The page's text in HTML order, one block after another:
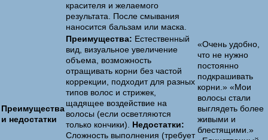
красителя и желаемого
результата. После смывания
наносится бальзам или маска.
Преимущества
и недостатки
Преимущества: Естественный
вид, визуальное увеличение
объема, возможность
отращивать корни без частой
коррекции, подходит для разных
типов волос и стрижек,
щадящее воздействие на
волосы (если осветляются
только кончики). Недостатки:
Сложность выполнения (требует
«Очень удобно,
что не нужно
постоянно
подкрашивать
корни.» «Мои
волосы стали
выглядеть более
живыми и
блестящими.»